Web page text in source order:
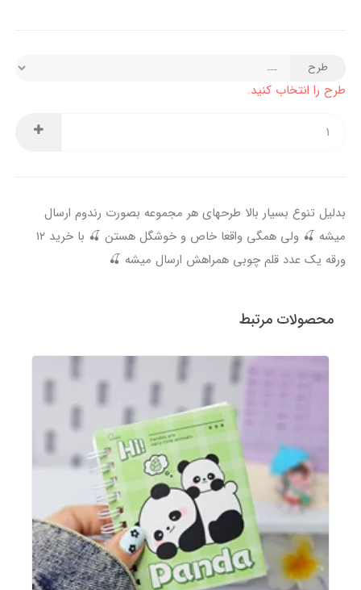
طرح
طرح را انتخاب کنید.
بدلیل تنوع بسیار بالا طرحهای هر مجموعه بصورت رندوم ارسال
میشه 🍒 ولی همگی واقعا خاص و خوشگل هستن 🍒 با خرید ۱۲
ورقه یک عدد قلم چوبی همراهش ارسال میشه 🍒
محصولات مرتبط